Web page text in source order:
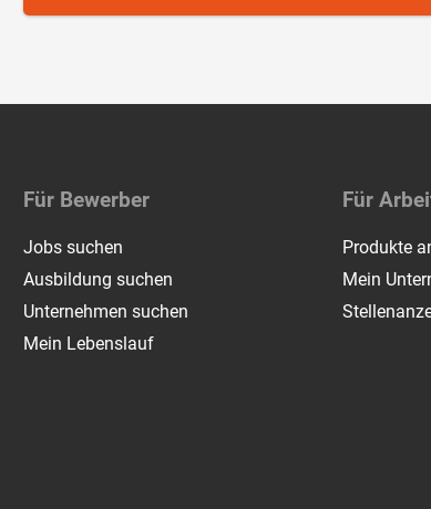
Für Bewerber
Jobs suchen
Ausbildung suchen
Unternehmen suchen
Mein Lebenslauf
Für
Produkte
Mein